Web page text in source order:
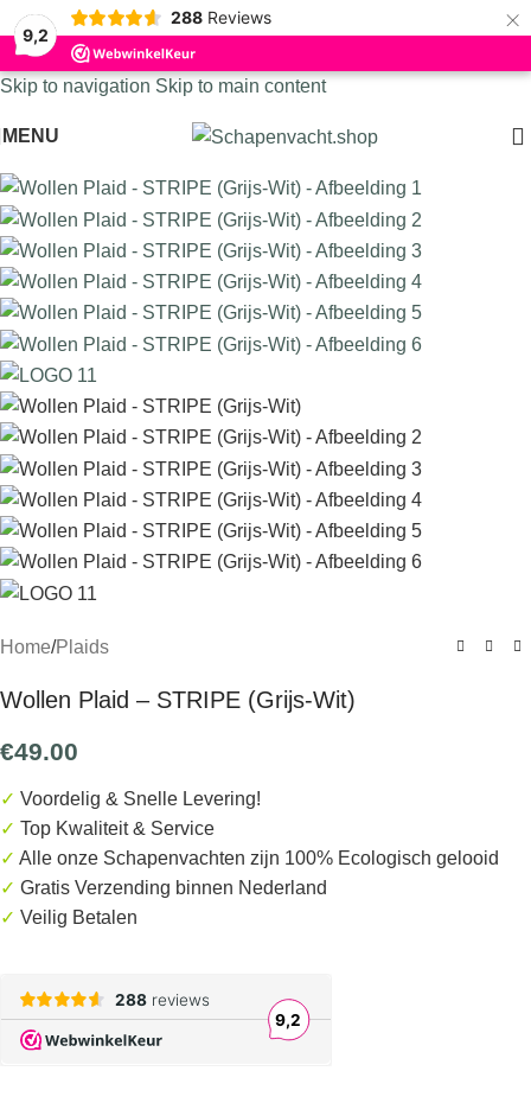
9,2
288 Reviews ×
Skip to navigation Skip to main content
MENU
Home/Plaids
Wollen Plaid – STRIPE (Grijs-Wit)
€49.00
✓ Voordelig & Snelle Levering!
✓ Top Kwaliteit & Service
✓ Alle onze Schapenvachten zijn 100% Ecologisch gelooid
✓ Gratis Verzending binnen Nederland
✓ Veilig Betalen